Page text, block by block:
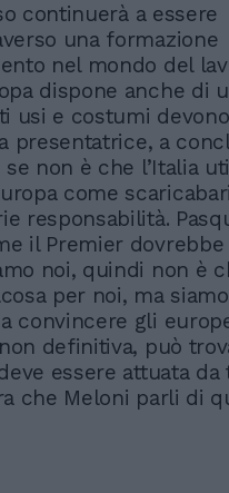
continuerà a essere
una formazione
nel mondo del
dispone anche di
usi e costumi devono
presentatrice, a
non è che l’Italia
come
responsabilità.
il Premier dovrebbe
noi, quindi non è
per noi, ma
convincere gli
definitiva, può
essere attuata da
che Meloni parli di